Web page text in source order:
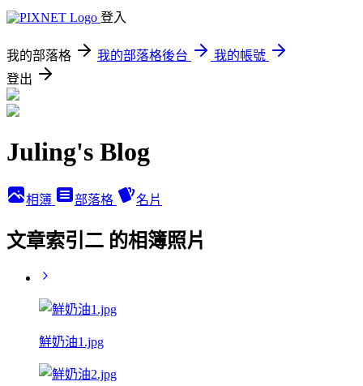
登入
我的部落格 我的部落格後台
我的帳號
登出
Juling's Blog
相簿 部落格 名片
文章索引二 的相簿照片
鮮奶油1.jpg